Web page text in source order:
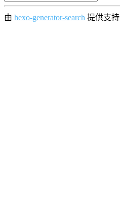
由 hexo-generator-search 提供支持